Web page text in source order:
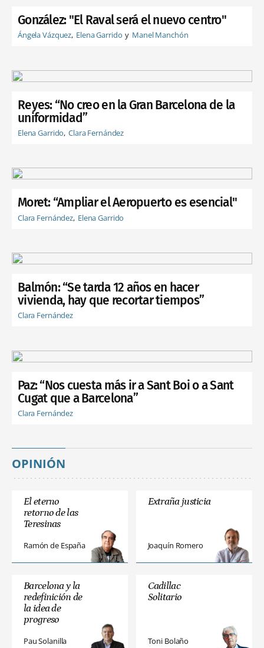
González: "El Raval será el nuevo centro"
Ángela Vázquez Elena Garrido Manel Manchón
Reyes: “No creo en la Gran Barcelona de la
uniformidad”
Elena Garrido Clara Fernández
Moret: “Ampliar el Aeropuerto es esencial"
Clara Fernández Elena Garrido
Balmón: “Se tarda 12 años en hacer
vivienda, hay que recortar tiempos”
Clara Fernández
Paz: “Nos cuesta más ir a Sant Boi o a Sant
Cugat que a Barcelona”
Clara Fernández
OPINIÓN
El eterno
retorno de las
Teresinas
Ramón de España
Extraña justicia
Joaquín Romero
Barcelona y la
redefinición de
la idea de
progreso
Pau Solanilla
Cadillac
Solitario
Toni Bolaño